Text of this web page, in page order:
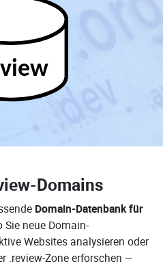
Domains
Domain-Datenbank für
Sie neue Domain-
Websites analysieren oder
.review-Zone erforschen —